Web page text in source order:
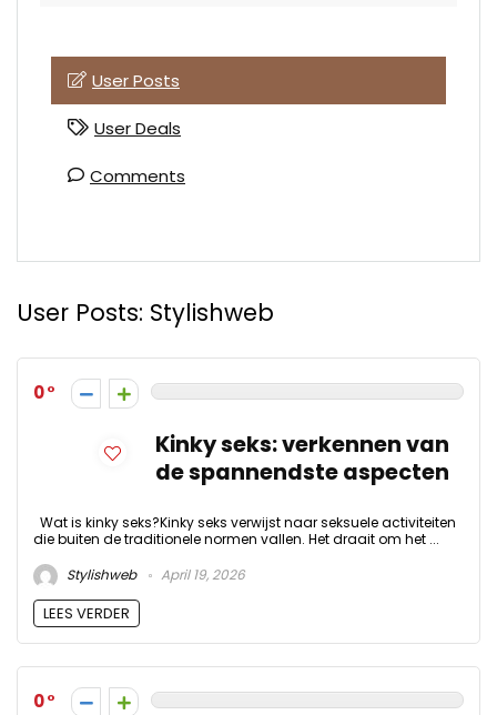
User Posts
User Deals
Comments
User Posts: Stylishweb
0
Kinky seks: verkennen van
de spannendste aspecten
Wat is kinky seks?Kinky seks verwijst naar seksuele activiteiten
die buiten de traditionele normen vallen. Het draait om het ...
Stylishweb
April 19, 2026
LEES VERDER
0